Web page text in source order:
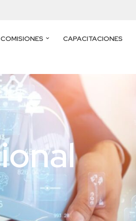
COMISIONES CAPACITACIONES